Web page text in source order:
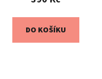
DO KOŠÍKU